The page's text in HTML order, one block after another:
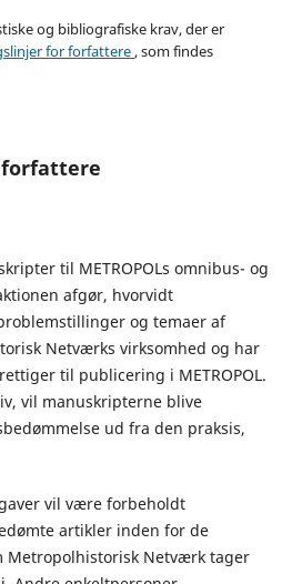
og bibliografiske krav, der er
for forfattere, som findes
til METROPOLs omnibus- og
afgør, hvorvidt
og temaer af
Netværks virksomhed og har
til publicering i METROPOL.
vil manuskripterne blive
ud fra den praksis,
vil være forbeholdt
artikler inden for de
Metropolhistorisk Netværk tager